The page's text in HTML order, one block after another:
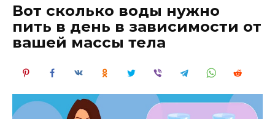
Вот сколько воды нужно
пить в день в зависимости от
вашей массы тела